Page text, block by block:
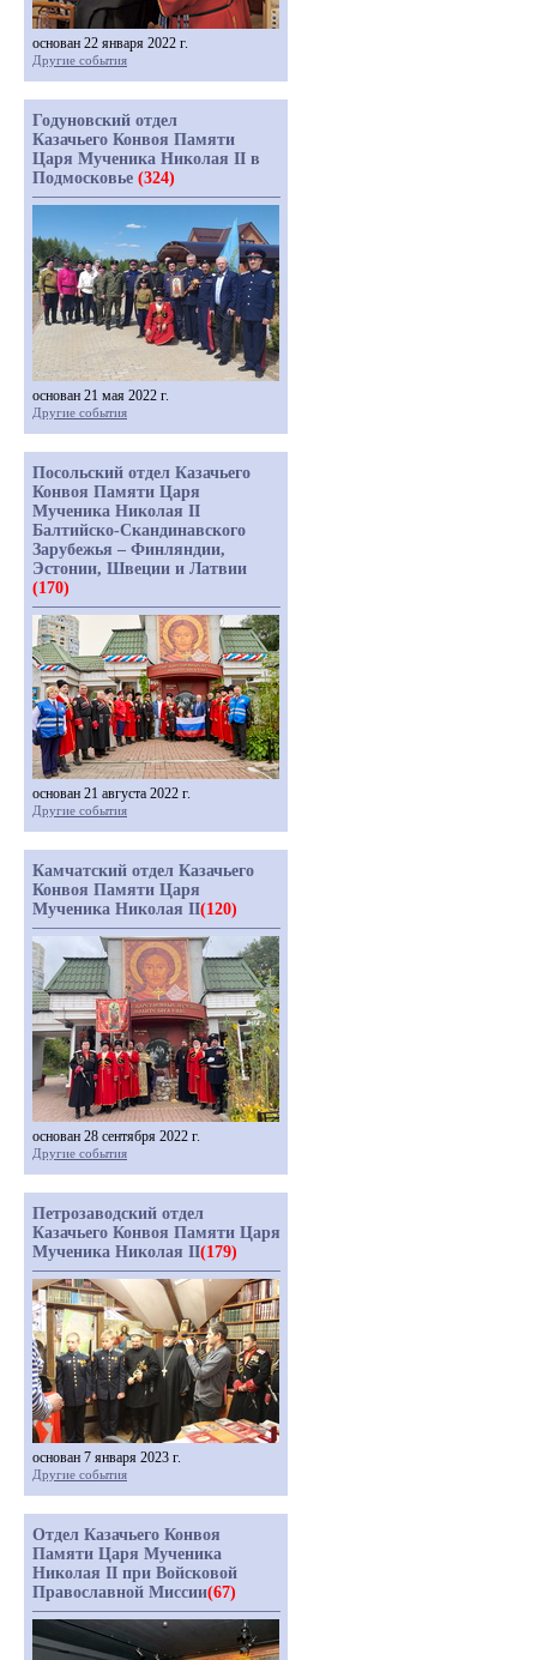
основан 22 января 2022 г.
Другие события
Годуновский отдел
Казачьего Конвоя Памяти
Царя Мученика Николая II в
Подмосковье (324)
основан 21 мая 2022 г.
Другие события
Посольский отдел Казачьего
Конвоя Памяти Царя
Мученика Николая II
Балтийско-Скандинавского
Зарубежья – Финляндии,
Эстонии, Швеции и Латвии
(170)
основан 21 августа 2022 г.
Другие события
Камчатский отдел Казачьего
Конвоя Памяти Царя
Мученика Николая II(120)
основан 28 сентября 2022 г.
Другие события
Петрозаводский отдел
Казачьего Конвоя Памяти Царя
Мученика Николая II(179)
основан 7 января 2023 г.
Другие события
Отдел Казачьего Конвоя
Памяти Царя Мученика
Николая II при Войсковой
Православной Миссии(67)